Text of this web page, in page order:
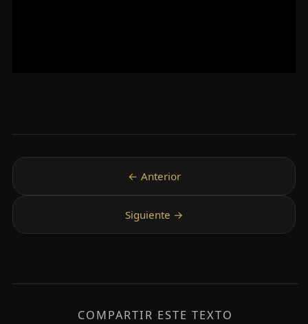
COMPARTIR ESTE TEXTO